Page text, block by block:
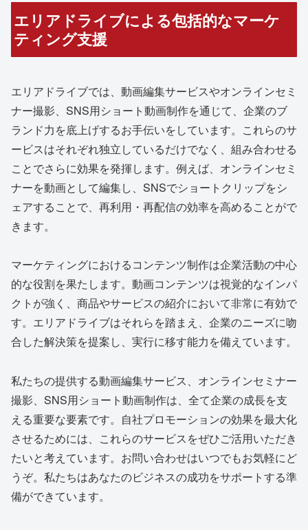
エリアドライブによる包括的なマーケ
ティング支援
エリアドライブでは、動画編集サービスやオンラインセミ
ナー撮影、SNS用ショート動画制作を通じて、企業のブ
ランド力を底上げするお手伝いをしています。これらのサ
ービスはそれぞれ独立しているだけでなく、組み合わせる
ことでさらに効果を発揮します。例えば、オンラインセミ
ナーを動画として編集し、SNSでショートクリップをシ
ェアすることで、再利用・再配信の効率を高めることがで
きます。
マーケティングにおけるコンテンツ制作は企業活動の中心
的な役割を果たします。動画コンテンツは視覚的なインパ
クトが強く、商品やサービスの紹介において非常に有効で
す。エリアドライブはそれらを踏まえ、企業のニーズに吻
合した解決策を提案し、実行に移す能力を備えています。
私たちの提供する動画編集サービス、オンラインセミナー
撮影、SNS用ショート動画制作は、全て企業の成長を支
える重要な要素です。自社プロモーションの効果を最大化
させるためには、これらのサービスをぜひご活用いただき
たいと考えています。お問い合わせはいつでもお気軽にど
うぞ。私たちはあなたのビジネスの成功をサポートする準
備ができています。